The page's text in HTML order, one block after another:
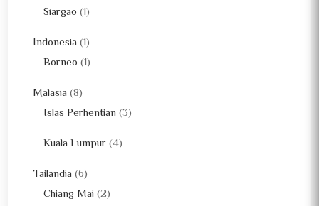
Siargao (1)
Indonesia (1)
Borneo (1)
Malasia (8)
Islas Perhentian (3)
Kuala Lumpur(4)
Tailandia (6)
Chiang Mai (2)